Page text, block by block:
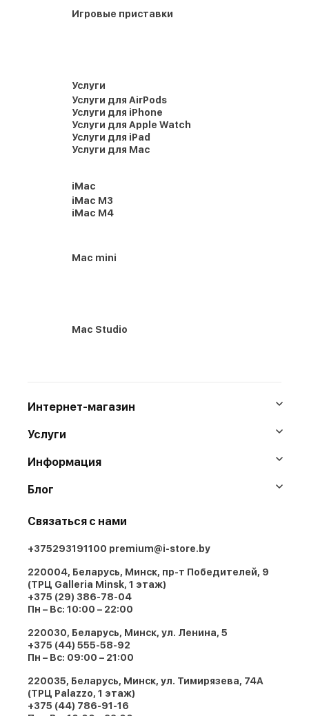
Игровые приставки
Услуги
Услуги для AirPods
Услуги для iPhone
Услуги для Apple Watch
Услуги для iPad
Услуги для Mac
iMac
iMac M3
iMac M4
Mac mini
Mac Studio
Интернет-магазин
Услуги
Информация
Блог
Связаться с нами
+375293191100 premium@i-store.by
220004, Беларусь, Минск, пр-т Победителей, 9
(ТРЦ Galleria Minsk, 1 этаж)
+375 (29) 386-78-04
Пн – Вс: 10:00 – 22:00
220030, Беларусь, Минск, ул. Ленина, 5
+375 (44) 555-58-92
Пн – Вс: 09:00 – 21:00
220035, Беларусь, Минск, ул. Тимирязева, 74A
(ТРЦ Palazzo, 1 этаж)
+375 (44) 786-91-16